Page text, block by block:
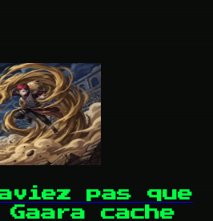
pas que
cache